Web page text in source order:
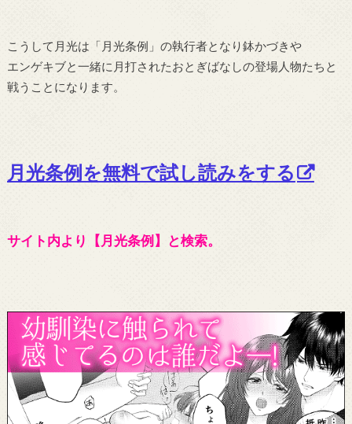
こうして月光は「月光条例」の執行者となり鉢かづきや
エンゲキブと一緒に月打されたおとぎばなしの登場人物たちと
戦うことになります。
月光条例を無料で試し読みをする
サイト内より【月光条例】と検索。